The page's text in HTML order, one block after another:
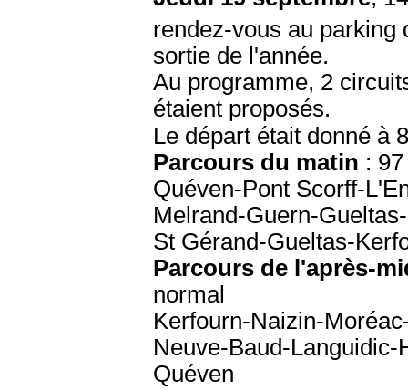
rendez-vous au parking
sortie de l'année.
Au programme, 2
étaient proposés.
Le départ était donné à
Parcours du matin :
Quéven-Pont Scorff-
Melrand-Guern-
St Gérand-Gueltas-
Parcours de l'après-
normal
Kerfourn-Naizin-
Neuve-Baud-Languidic-
Quéven